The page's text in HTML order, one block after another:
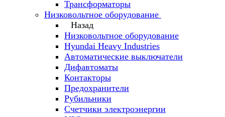
Трансформаторы
Низковольтное оборудование
Назад
Низковольтное оборудование
Hyundai Heavy Industries
Автоматические выключатели
Дифавтоматы
Контакторы
Предохранители
Рубильники
Счетчики электроэнергии